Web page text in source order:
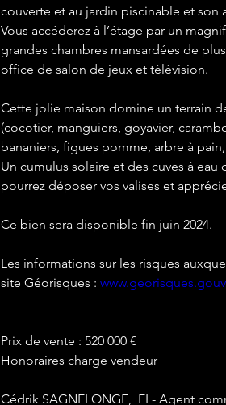
couverte et au jardin piscinable et son
Vous accéderez à l’étage par un
grandes chambres mansardées de
office de salon de jeux et télévision.
Cette jolie maison domine un terrain
(cocotier, manguiers, goyavier,
bananiers, figues pomme, arbre à
Un cumulus solaire et des cuves à
pourrez déposer vos valises et
Ce bien sera disponible fin juin 2024.
Les informations sur les risques
site Géorisques :
Prix de vente : 520 000 €
Honoraires charge vendeur
Cédrik SAGNELONGE,  EI - Agent